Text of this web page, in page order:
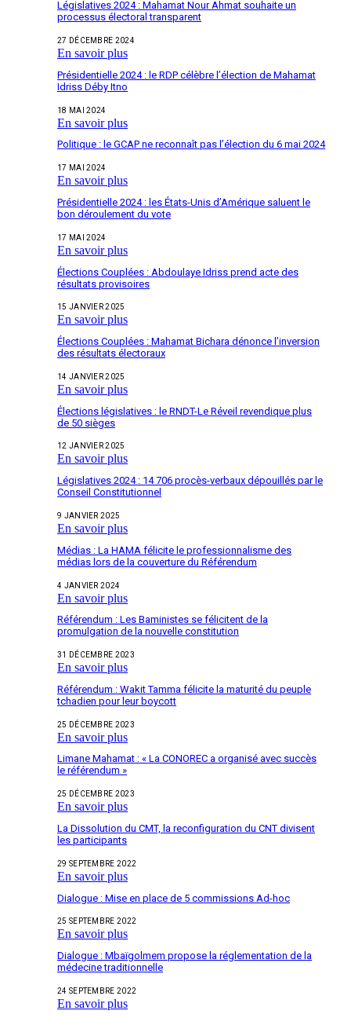
Législatives 2024 : Mahamat Nour Ahmat souhaite un
processus électoral transparent
27 DÉCEMBRE 2024
En savoir plus
Présidentielle 2024 : le RDP célèbre l’élection de Mahamat
Idriss Déby Itno
18 MAI 2024
En savoir plus
Politique : le GCAP ne reconnaît pas l’élection du 6 mai 2024
17 MAI 2024
En savoir plus
Présidentielle 2024 : les États-Unis d’Amérique saluent le
bon déroulement du vote
17 MAI 2024
En savoir plus
Élections Couplées : Abdoulaye Idriss prend acte des
résultats provisoires
15 JANVIER 2025
En savoir plus
Élections Couplées : Mahamat Bichara dénonce l’inversion
des résultats électoraux
14 JANVIER 2025
En savoir plus
Élections législatives : le RNDT-Le Réveil revendique plus
de 50 sièges
12 JANVIER 2025
En savoir plus
Législatives 2024 : 14 706 procès-verbaux dépouillés par le
Conseil Constitutionnel
9 JANVIER 2025
En savoir plus
Médias : La HAMA félicite le professionnalisme des
médias lors de la couverture du Référendum
4 JANVIER 2024
En savoir plus
Référendum : Les Baministes se félicitent de la
promulgation de la nouvelle constitution
31 DÉCEMBRE 2023
En savoir plus
Référendum : Wakit Tamma félicite la maturité du peuple
tchadien pour leur boycott
25 DÉCEMBRE 2023
En savoir plus
Limane Mahamat : « La CONOREC a organisé avec succès
le référendum »
25 DÉCEMBRE 2023
En savoir plus
La Dissolution du CMT, la reconfiguration du CNT divisent
les participants
29 SEPTEMBRE 2022
En savoir plus
Dialogue : Mise en place de 5 commissions Ad-hoc
25 SEPTEMBRE 2022
En savoir plus
Dialogue : Mbaïgolmem propose la réglementation de la
médecine traditionnelle
24 SEPTEMBRE 2022
En savoir plus